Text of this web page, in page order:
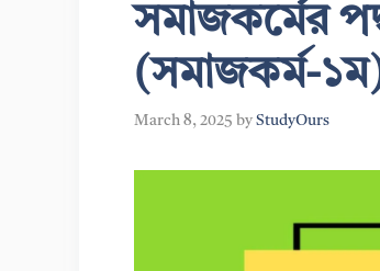
সমাজকর্মের
(সমাজকর্ম-
March 8, 2025 by StudyOurs